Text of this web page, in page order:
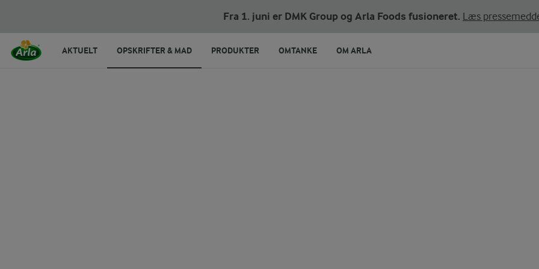
Fra 1. juni er DMK Group og Arla Foods fusioneret. Læs
AKTUELT OPSKRIFTER & MAD PRODUKTER OMTANKE OM ARLA